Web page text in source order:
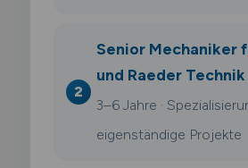
Senior Mechaniker
und Raeder Technik
3–6 Jahre ·
eigenständige Projekte